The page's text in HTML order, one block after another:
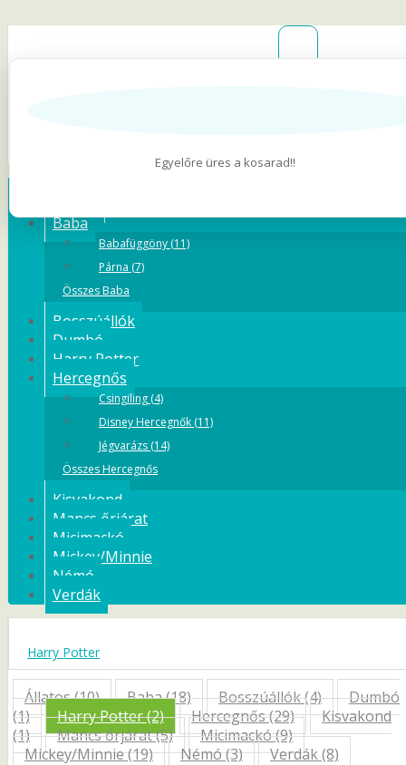
Egyelőre üres a kosarad!!
Baba
Babafüggöny (11)
Párna (7)
Összes Baba
Bosszúállók
Dumbó
Harry Potter
Hercegnős
Csingiling (4)
Disney Hercegnők (11)
Jégvarázs (14)
Összes Hercegnős
Kisvakond
Mancs őrjárat
Micimackó
Mickey/Minnie
Némó
Verdák
Harry Potter
Állatos (10) Baba (18) Bosszúállók (4)
Dumbó
(1)
Harry Potter (2) Hercegnős (29)
Kisvakond
(1)
Mancs őrjárat (5)
Micimackó (9)
Mickey/Minnie (19)
Némó (3) Verdák (8)